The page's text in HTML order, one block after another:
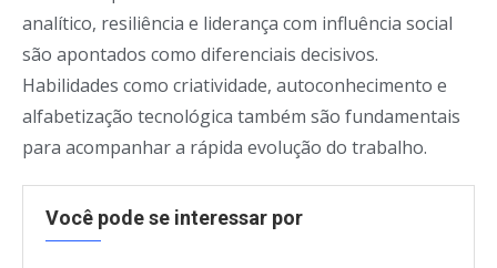
analítico, resiliência e liderança com influência social
são apontados como diferenciais decisivos.
Habilidades como criatividade, autoconhecimento e
alfabetização tecnológica também são fundamentais
para acompanhar a rápida evolução do trabalho.
Você pode se interessar por